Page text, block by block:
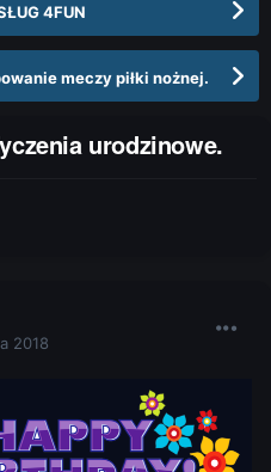
4FUN
meczy piłki nożnej.
urodzinowe.
2018